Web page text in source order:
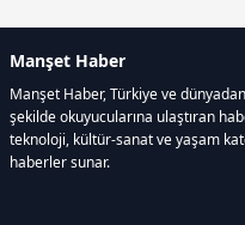
Manşet Haber
Manşet Haber, Türkiye ve
şekilde okuyucularına ulaştıran
teknoloji, kültür-sanat ve yaşam
haberler sunar.